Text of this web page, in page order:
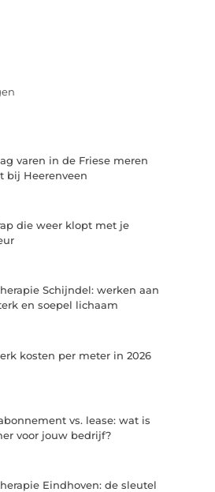
varen in de Friese meren
bij Heerenveen
die weer klopt met je
Schijndel: werken aan
en soepel lichaam
kosten per meter in 2026
vs. lease: wat is
voor jouw bedrijf?
Eindhoven: de sleutel